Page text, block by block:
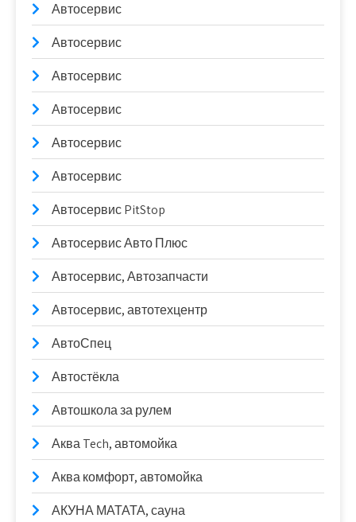
Автосервис
Автосервис
Автосервис
Автосервис
Автосервис
Автосервис
Автосервис PitStop
Автосервис Авто Плюс
Автосервис, Автозапчасти
Автосервис, автотехцентр
АвтоСпец
Автостёкла
Автошкола за рулем
Аква Tech, автомойка
Аква комфорт, автомойка
АКУНА МАТАТА, сауна